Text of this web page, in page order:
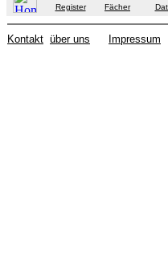
Register
Fächer
Kontakt über uns Impressum